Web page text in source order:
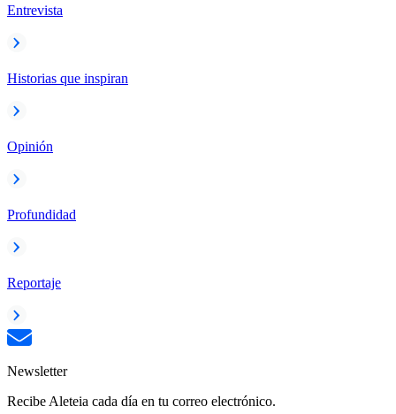
Entrevista
Historias que inspiran
Opinión
Profundidad
Reportaje
Newsletter
Recibe Aleteia cada día en tu correo electrónico.